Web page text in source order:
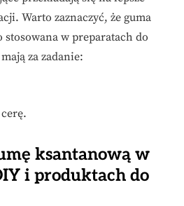
Warto zaznaczyć, że guma
stosowana w preparatach do
za zadanie:
ksantanową w
i produktach do